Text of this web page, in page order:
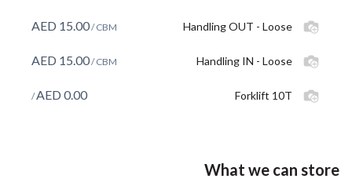
Handling OUT - Loose
AED 15.00/ CBM
Handling IN - Loose
AED 15.00/ CBM
Forklift 10T
AED0.00
/
What we can store